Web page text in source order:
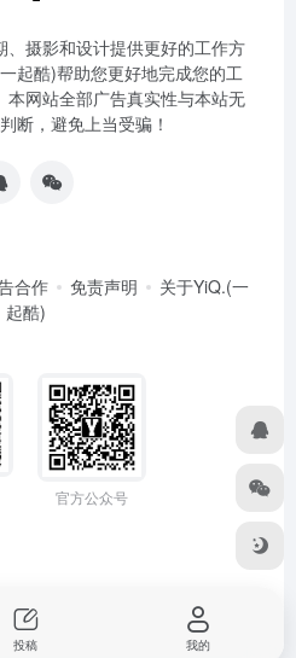
摄影和设计提供更好的工作方
起酷)帮助您更好地完成您的工
网站全部广告真实性与本站无
断，避免上当受骗！
合作 免责声明
关于YiQ.(一
起酷)
官方公众号
投稿 我的